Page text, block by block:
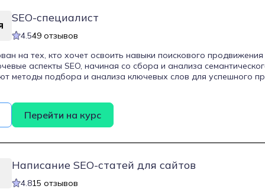
SEO-специалист
4.549 отзывов
на тех, кто хочет освоить навыки поискового
аспекты SEO, начиная со сбора и анализа
методы подбора и анализа ключевых слов для успешного
Занятия по внешней оптимизации охватывают стратегии
качественных внешних ссылок, что усиливает
блок по аналитике и мониторингу, где студентов учат
Яндекс.Метрика и Google Analytics, чтобы эффективно
занятий, что позволяет полноценно погрузиться в процесс
навыки.
Перейти на курс
Написание SEO-статей для сайтов
4.815 отзывов